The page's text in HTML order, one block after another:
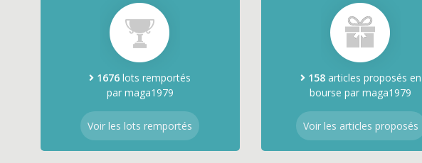
1676 lots remportés
par maga1979
Voir les lots remportés
158articles proposés en
bourse par maga1979
Voir les articles proposés